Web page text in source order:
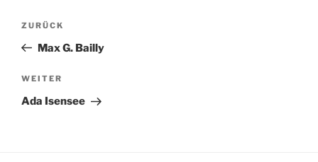
Beitragsnavigation
Vorheriger
Beitrag
ZURÜCK
Max G. Bailly
Nächster
Beitrag
WEITER
Ada Isensee